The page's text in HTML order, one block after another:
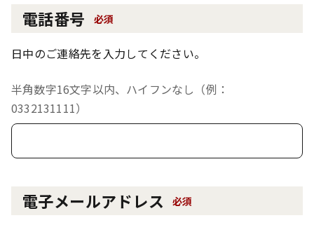
電話番号 必須
日中のご連絡先を入力してください。
半角数字16文字以内、ハイフンなし（例：
0332131111）
電子メールアドレス 必須